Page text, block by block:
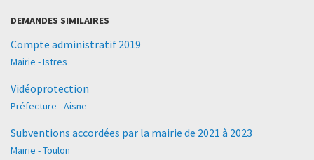
DEMANDES SIMILAIRES
Compte administratif 2019
Mairie - Istres
Vidéoprotection
Préfecture - Aisne
Subventions accordées par la mairie de 2021 à 2023
Mairie - Toulon